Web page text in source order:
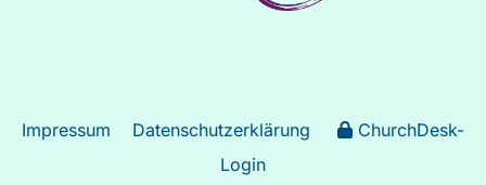
Impressum Datenschutzerklärung
ChurchDesk-
Login